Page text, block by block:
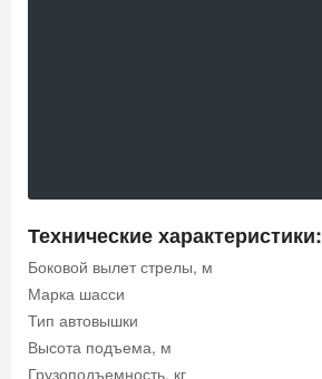
Технические характеристики:
Боковой вылет стрелы, м
Марка шасси
Тип автовышки
Высота подъема, м
Грузоподъемность, кг